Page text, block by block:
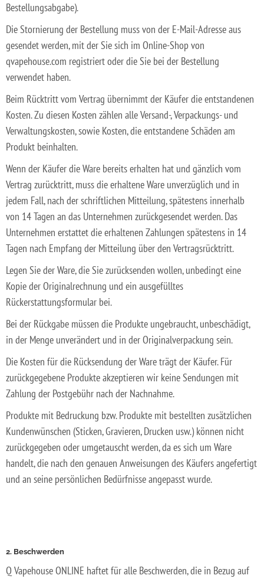
Bestellungsabgabe).
Die Stornierung der Bestellung muss von der E-Mail-Adresse aus
gesendet werden, mit der Sie sich im Online-Shop von
qvapehouse.com registriert oder die Sie bei der Bestellung
verwendet haben.
Beim Rücktritt vom Vertrag übernimmt der Käufer die entstandenen
Kosten. Zu diesen Kosten zählen alle Versand-, Verpackungs- und
Verwaltungskosten, sowie Kosten, die entstandene Schäden am
Produkt beinhalten.
Wenn der Käufer die Ware bereits erhalten hat und gänzlich vom
Vertrag zurücktritt, muss die erhaltene Ware unverzüglich und in
jedem Fall, nach der schriftlichen Mitteilung, spätestens innerhalb
von 14 Tagen an das Unternehmen zurückgesendet werden. Das
Unternehmen erstattet die erhaltenen Zahlungen spätestens in 14
Tagen nach Empfang der Mitteilung über den Vertragsrücktritt.
Legen Sie der Ware, die Sie zurücksenden wollen, unbedingt eine
Kopie der Originalrechnung und ein ausgefülltes
Rückerstattungsformular bei.
Bei der Rückgabe müssen die Produkte ungebraucht, unbeschädigt,
in der Menge unverändert und in der Originalverpackung sein.
Die Kosten für die Rücksendung der Ware trägt der Käufer. Für
zurückgegebene Produkte akzeptieren wir keine Sendungen mit
Zahlung der Postgebühr nach der Nachnahme.
Produkte mit Bedruckung bzw. Produkte mit bestellten zusätzlichen
Kundenwünschen (Sticken, Gravieren, Drucken usw.) können nicht
zurückgegeben oder umgetauscht werden, da es sich um Ware
handelt, die nach den genauen Anweisungen des Käufers angefertigt
und an seine persönlichen Bedürfnisse angepasst wurde.
2. Beschwerden
Q Vapehouse ONLINE haftet für alle Beschwerden, die in Bezug auf